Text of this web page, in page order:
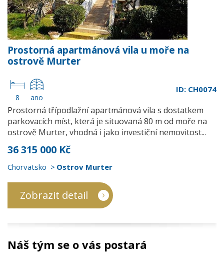
Prostorná apartmánová vila u moře na
ostrově Murter
8 ano
ID: CH0074
Prostorná třípodlažní apartmánová vila s dostatkem
parkovacích míst, která je situovaná 80 m od moře na
ostrově Murter, vhodná i jako investiční nemovitost...
36 315 000 Kč
Chorvatsko Ostrov Murter
Zobrazit detail
Náš tým se o vás postará